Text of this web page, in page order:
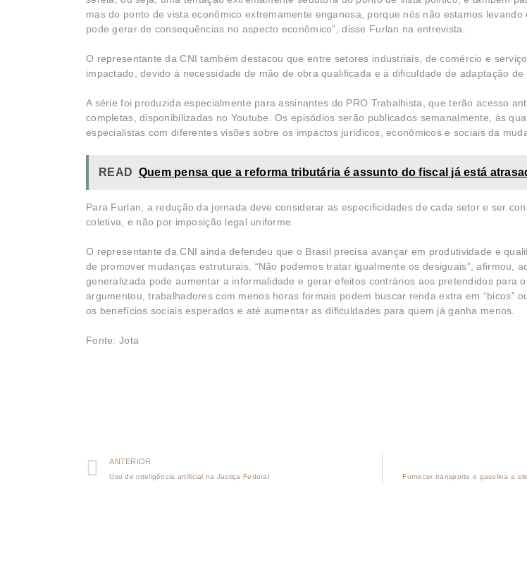
mas do ponto de vista econômico extremamente enganosa, porque nós não estamos
pode gerar de consequências no aspecto econômico”, disse Furlan na entrevista.
O representante da CNI também destacou que entre setores industriais, de comércio e
impactado, devido à necessidade de mão de obra qualificada e à dificuldade de adaptação
A série foi produzida especialmente para assinantes do PRO Trabalhista, que terão acesso
completas, disponibilizadas no Youtube. Os episódios serão publicados semanalmente, às
especialistas com diferentes visões sobre os impactos jurídicos, econômicos e sociais da
READ Quem pensa que a reforma tributária é assunto do fiscal já está
Para Furlan, a redução da jornada deve considerar as especificidades de cada setor e ser
coletiva, e não por imposição legal uniforme.
O representante da CNI ainda defendeu que o Brasil precisa avançar em produtividade e
de promover mudanças estruturais. “Não podemos tratar igualmente os desiguais”, afirmou,
generalizada pode aumentar a informalidade e gerar efeitos contrários aos pretendidos para
argumentou, trabalhadores com menos horas formais podem buscar renda extra em “bicos”
os benefícios sociais esperados e até aumentar as dificuldades para quem já ganha menos.
Fonte: Jota
ANTERIOR
Uso de inteligência artificial na Justiça Federal Fornecer transporte e gasolina a